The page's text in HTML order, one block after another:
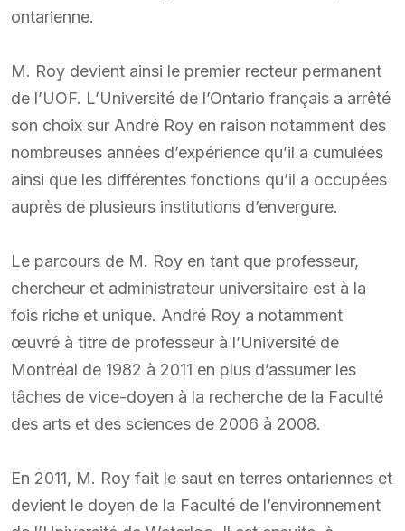
ontarienne.
M. Roy devient ainsi le premier recteur permanent
de l’UOF. L’Université de l’Ontario français a arrêté
son choix sur André Roy en raison notamment des
nombreuses années d’expérience qu’il a cumulées
ainsi que les différentes fonctions qu’il a occupées
auprès de plusieurs institutions d’envergure.
Le parcours de M. Roy en tant que professeur,
chercheur et administrateur universitaire est à la
fois riche et unique. André Roy a notamment
œuvré à titre de professeur à l’Université de
Montréal de 1982 à 2011 en plus d’assumer les
tâches de vice-doyen à la recherche de la Faculté
des arts et des sciences de 2006 à 2008.
En 2011, M. Roy fait le saut en terres ontariennes et
devient le doyen de la Faculté de l’environnement